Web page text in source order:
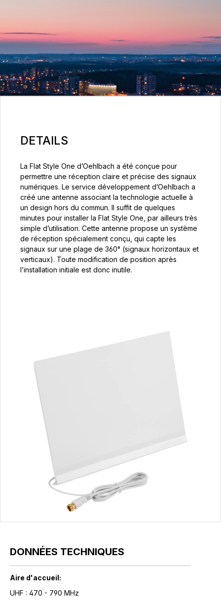
DETAILS
La Flat Style One d’Oehlbach a été conçue pour
permettre une réception claire et précise des signaux
numériques. Le service développement d’Oehlbach a
créé une antenne associant la technologie actuelle à
un design hors du commun. Il suffit de quelques
minutes pour installer la Flat Style One, par ailleurs très
simple d’utilisation. Cette antenne propose un système
de réception spécialement conçu, qui capte les
signaux sur une plage de 360° (signaux horizontaux et
verticaux). Toute modification de position après
l’installation initiale est donc inutile.
DONNÉES TECHNIQUES
Aire d'accueil:
UHF : 470 - 790 MHz